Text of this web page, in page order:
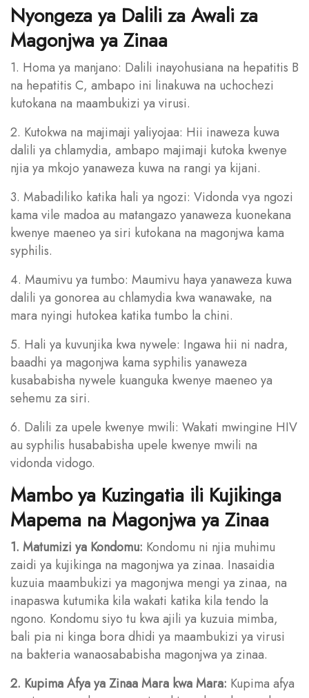
Nyongeza ya Dalili za Awali za
Magonjwa ya Zinaa
1. Homa ya manjano: Dalili inayohusiana na hepatitis B
na hepatitis C, ambapo ini linakuwa na uchochezi
kutokana na maambukizi ya virusi.
2. Kutokwa na majimaji yaliyojaa: Hii inaweza kuwa
dalili ya chlamydia, ambapo majimaji kutoka kwenye
njia ya mkojo yanaweza kuwa na rangi ya kijani.
3. Mabadiliko katika hali ya ngozi: Vidonda vya ngozi
kama vile madoa au matangazo yanaweza kuonekana
kwenye maeneo ya siri kutokana na magonjwa kama
syphilis.
4. Maumivu ya tumbo: Maumivu haya yanaweza kuwa
dalili ya gonorea au chlamydia kwa wanawake, na
mara nyingi hutokea katika tumbo la chini.
5. Hali ya kuvunjika kwa nywele: Ingawa hii ni nadra,
baadhi ya magonjwa kama syphilis yanaweza
kusababisha nywele kuanguka kwenye maeneo ya
sehemu za siri.
6. Dalili za upele kwenye mwili: Wakati mwingine HIV
au syphilis husababisha upele kwenye mwili na
vidonda vidogo.
Mambo ya Kuzingatia ili Kujikinga
Mapema na Magonjwa ya Zinaa
1. Matumizi ya Kondomu: Kondomu ni njia muhimu
zaidi ya kujikinga na magonjwa ya zinaa. Inasaidia
kuzuia maambukizi ya magonjwa mengi ya zinaa, na
inapaswa kutumika kila wakati katika kila tendo la
ngono. Kondomu siyo tu kwa ajili ya kuzuia mimba,
bali pia ni kinga bora dhidi ya maambukizi ya virusi
na bakteria wanaosababisha magonjwa ya zinaa.
2. Kupima Afya ya Zinaa Mara kwa Mara: Kupima afya